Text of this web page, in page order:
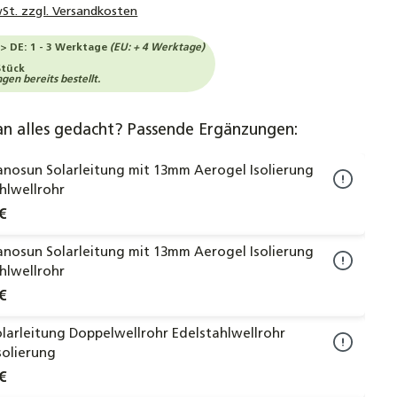
zzgl. Versandkosten
DE: 1 - 3 Werktage (EU: + 4 Werktage)
bereits bestellt.
alles gedacht? Passende Ergänzungen:
Solarleitung mit 13mm Aerogel Isolierung
Solarleitung mit 13mm Aerogel Isolierung
Doppelwellrohr Edelstahlwellrohr